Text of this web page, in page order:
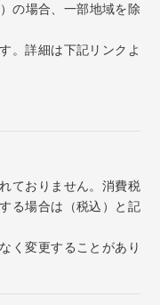
の場合、一部地域を除
。詳細は下記リンクよ
ておりません。消費税
る場合は（税込）と記
く変更することがあり